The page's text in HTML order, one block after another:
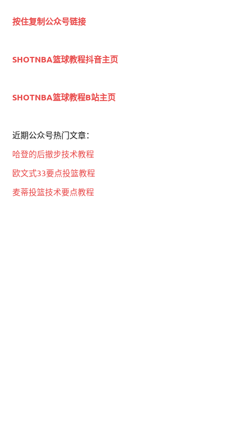
按住复制公众号链接
SHOTNBA篮球教程抖音主页
SHOTNBA篮球教程B站主页
近期公众号热门文章：
哈登的后撤步技术教程
欧文式33要点投篮教程
麦蒂投篮技术要点教程